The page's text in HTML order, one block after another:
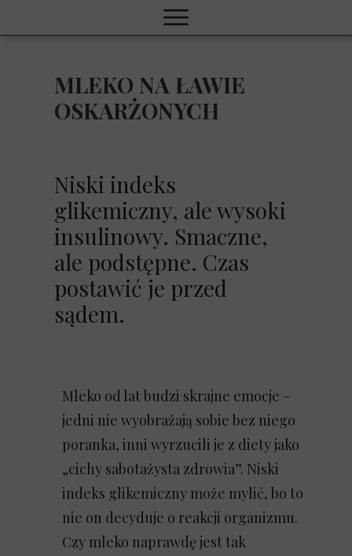
Mleko od lat budzi skrajne emocje –
jedni nie wyobrażają sobie bez niego
poranka, inni wyrzucili je z diety jako
„cichy sabotażysta zdrowia”. Niski
indeks glikemiczny może mylić, bo to
nie on decyduje o reakcji organizmu.
Czy mleko naprawdę jest tak
MLEKO NA ŁAWIE
OSKARŻONYCH
Niski indeks
glikemiczny, ale wysoki
insulinowy. Smaczne,
ale podstępne. Czas
postawić je przed
sądem.